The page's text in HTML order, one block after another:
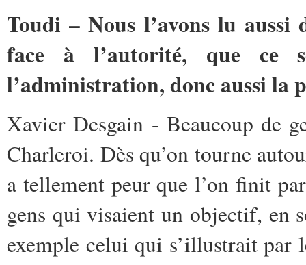
Toudi – Nous l’avons lu
face à l’autorité, que ce
l’administration, donc aussi la
Xavier Desgain - Beaucoup de
Charleroi. Dès qu’on tourne
a tellement peur que l’on finit
gens qui visaient un objectif, en
exemple celui qui s’illustrait par